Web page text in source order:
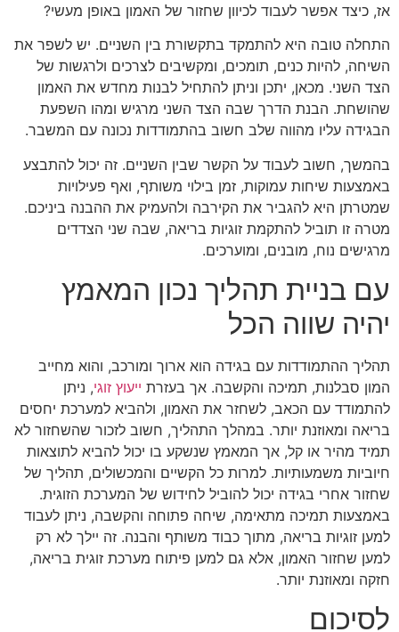
אז, כיצד אפשר לעבוד לכיוון שחזור של האמון באופן מעשי?
התחלה טובה היא להתמקד בתקשורת בין השניים. יש לשפר את
השיחה, להיות כנים, תומכים, ומקשיבים לצרכים ולרגשות של
הצד השני. מכאן, יתכן וניתן להתחיל לבנות מחדש את האמון
שהושחת. הבנת הדרך שבה הצד השני מרגיש ומהו השפעת
הבגידה עליו מהווה שלב חשוב בהתמודדות נכונה עם המשבר.
בהמשך, חשוב לעבוד על הקשר שבין השניים. זה יכול להתבצע
באמצעות שיחות עמוקות, זמן בילוי משותף, ואף פעילויות
שמטרתן היא להגביר את הקירבה ולהעמיק את ההבנה ביניכם.
מטרה זו תוביל להתקמת זוגיות בריאה, שבה שני הצדדים
מרגישים נוח, מובנים, ומוערכים.
עם בניית תהליך נכון המאמץ
יהיה שווה הכל
תהליך ההתמודדות עם בגידה הוא ארוך ומורכב, והוא מחייב
המון סבלנות, תמיכה והקשבה. אך בעזרת ייעוץ זוגי, ניתן
להתמודד עם הכאב, לשחזר את האמון, ולהביא למערכת יחסים
בריאה ומאוזנת יותר. במהלך התהליך, חשוב לזכור שהשחזור לא
תמיד מהיר או קל, אך המאמץ שנשקע בו יכול להביא לתוצאות
חיוביות משמעותיות. למרות כל הקשיים והמכשולים, תהליך של
שחזור אחרי בגידה יכול להוביל לחידוש של המערכת הזוגית.
באמצעות תמיכה מתאימה, שיחה פתוחה והקשבה, ניתן לעבוד
למען זוגיות בריאה, מתוך כבוד משותף והבנה. זה יילך לא רק
למען שחזור האמון, אלא גם למען פיתוח מערכת זוגית בריאה,
חזקה ומאוזנת יותר.
לסיכום